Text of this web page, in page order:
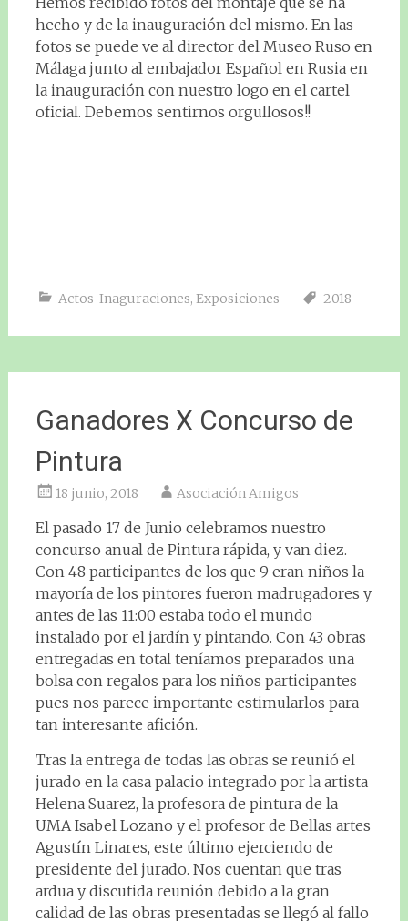
hecho y de la inauguración del mismo. En las
fotos se puede ve al director del Museo Ruso en
Málaga junto al embajador Español en Rusia en
la inauguración con nuestro logo en el cartel
oficial. Debemos sentirnos orgullosos!!
Actos-Inaguraciones, Exposiciones 2018
Ganadores X Concurso de
Pintura
18 junio, 2018 Asociación Amigos
El pasado 17 de Junio celebramos nuestro
concurso anual de Pintura rápida, y van diez.
Con 48 participantes de los que 9 eran niños la
mayoría de los pintores fueron madrugadores y
antes de las 11:00 estaba todo el mundo
instalado por el jardín y pintando. Con 43 obras
entregadas en total teníamos preparados una
bolsa con regalos para los niños participantes
pues nos parece importante estimularlos para
tan interesante afición.
Tras la entrega de todas las obras se reunió el
jurado en la casa palacio integrado por la artista
Helena Suarez, la profesora de pintura de la
UMA Isabel Lozano y el profesor de Bellas artes
Agustín Linares, este último ejerciendo de
presidente del jurado. Nos cuentan que tras
ardua y discutida reunión debido a la gran
calidad de las obras presentadas se llegó al fallo